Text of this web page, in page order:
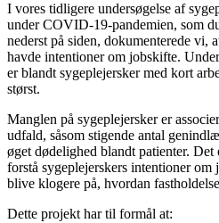
I vores tidligere undersøgelse af
under COVID-19-pandemien, som
nederst på siden, dokumenterede vi,
havde intentioner om jobskifte.
er blandt sygeplejersker med kort
størst.
Manglen på sygeplejersker er
udfald, såsom stigende antal
øget dødelighed blandt patienter.
forstå sygeplejerskers intentioner
blive klogere på, hvordan
Dette projekt har til formål at: